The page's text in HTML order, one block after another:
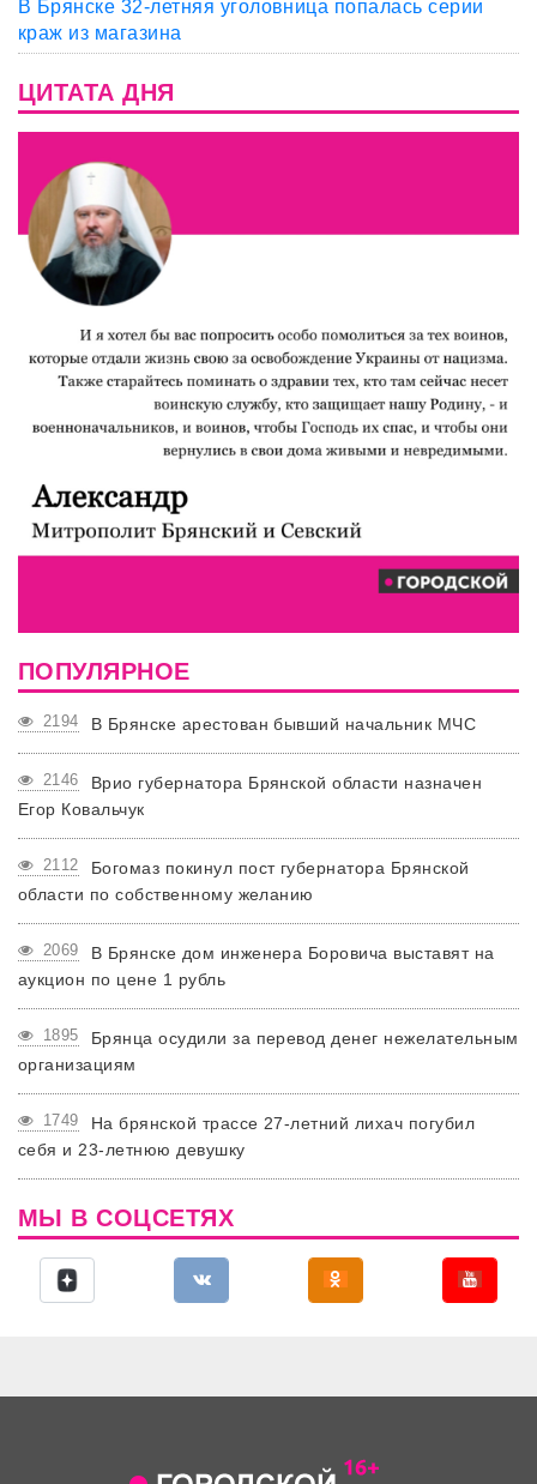
В Брянске 32-летняя уголовница попалась серии
краж из магазина
ЦИТАТА ДНЯ
ПОПУЛЯРНОЕ
2194 В Брянске арестован бывший начальник МЧС
2146
Врио губернатора Брянской области назначен
Егор Ковальчук
2112
Богомаз покинул пост губернатора Брянской
области по собственному желанию
2069
В Брянске дом инженера Боровича выставят на
аукцион по цене 1 рубль
1895
Брянца осудили за перевод денег нежелательным
организациям
1749
На брянской трассе 27-летний лихач погубил
себя и 23-летнюю девушку
МЫ В СОЦСЕТЯХ